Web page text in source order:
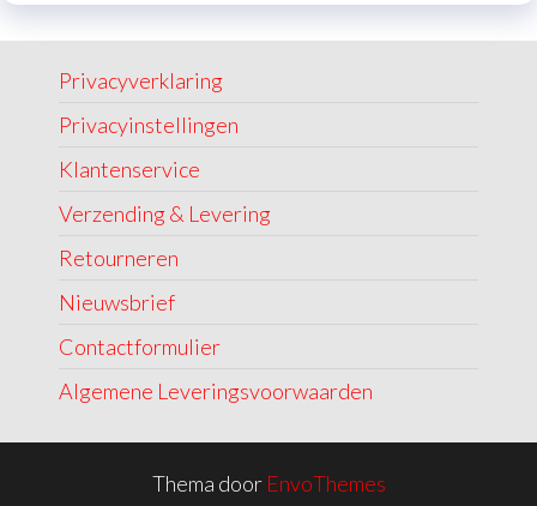
Privacyverklaring
Privacyinstellingen
Klantenservice
Verzending & Levering
Retourneren
Nieuwsbrief
Contactformulier
Algemene Leveringsvoorwaarden
Thema door EnvoThemes